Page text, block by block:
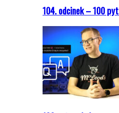
104. odcinek – 100